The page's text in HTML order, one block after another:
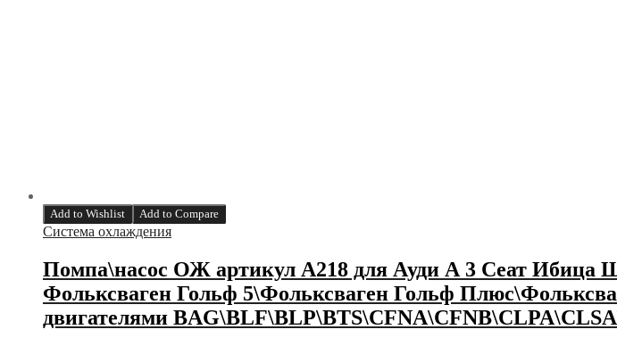
Add to Wishlist Add to Compare
Система охлаждения
Помпа\насос ОЖ артикул A218 для Ауди А 3 Сеат
Фольксваген Гольф 5\Фольксваген Гольф
двигателями